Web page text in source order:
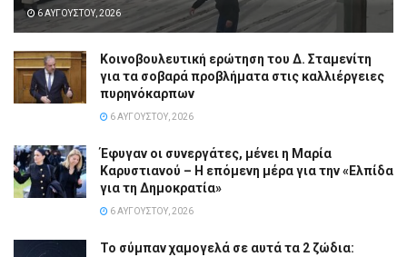
6 ΑΥΓΟΎΣΤΟΥ, 2026
Κοινοβουλευτική ερώτηση του Δ. Σταμενίτη
για τα σοβαρά προβλήματα στις καλλιέργειες
πυρηνόκαρπων
6 ΑΥΓΟΎΣΤΟΥ, 2026
Έφυγαν οι συνεργάτες, μένει η Μαρία
Καρυστιανού – Η επόμενη μέρα για την «Ελπίδα
για τη Δημοκρατία»
6 ΑΥΓΟΎΣΤΟΥ, 2026
Το σύμπαν χαμογελά σε αυτά τα 2 ζώδια: